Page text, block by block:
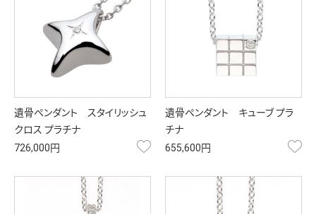
遺骨ペンダント スタイリッシュ
クロス プラチナ
726,000円
お気に入り
遺骨ペンダント キューブ プラ
チナ
655,600円